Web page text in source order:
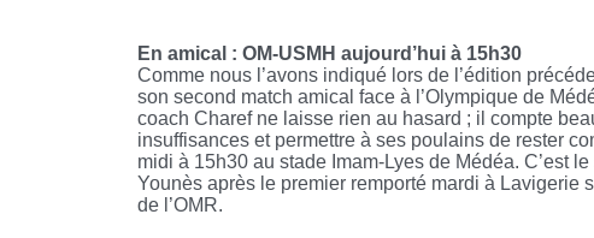
En amical : OM-USMH aujourd’hui à 15h30
Comme nous l’avons indiqué lors de l’édition
son second match amical face à l’Olympique de
coach Charef ne laisse rien au hasard ; il compte
insuffisances et permettre à ses poulains de rester
midi à 15h30 au stade Imam-Lyes de Médéa. C’est
Younès après le premier remporté mardi à Lavigerie
de l’OMR.